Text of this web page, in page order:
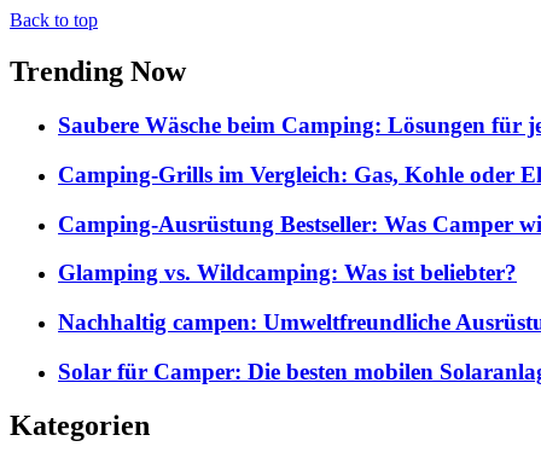
Back to top
Trending Now
Saubere Wäsche beim Camping: Lösungen für
Camping-Grills im Vergleich: Gas, Kohle oder
Camping-Ausrüstung Bestseller: Was Camper
Glamping vs. Wildcamping: Was ist beliebter?
Nachhaltig campen: Umweltfreundliche
Solar für Camper: Die besten mobilen
Kategorien